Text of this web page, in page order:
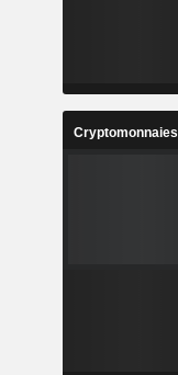
Cryptomonnaies